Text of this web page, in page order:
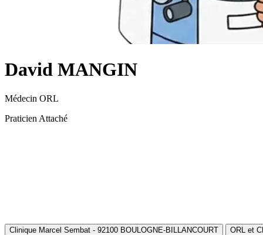
David MANGIN
Médecin ORL
Praticien Attaché
Clinique Marcel Sembat - 92100 BOULOGNE-BILLANCOURT ORL et